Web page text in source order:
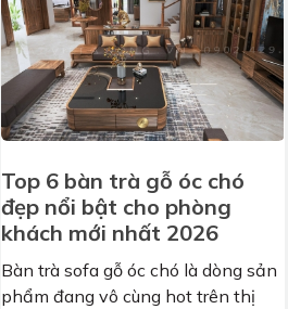
Top 6 bàn trà gỗ óc chó
đẹp nổi bật cho phòng
khách mới nhất 2026
Bàn trà sofa gỗ óc chó là dòng sản
phẩm đang vô cùng hot trên thị